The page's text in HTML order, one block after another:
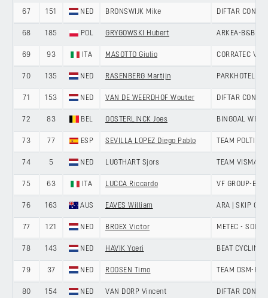
67 151 NED BRONSWIJK Mike DIFTAR
68 185 POL GRYGOWSKI Hubert ARKEA-B&B
69 93 ITA MASOTTO Giulio CORRATEC
70 135 NED RASENBERG Martijn PARKHOTEL
71 153 NED VAN DE WEERDHOF Wouter DIFTAR
72 83 BEL OOSTERLINCK Joes BINGOAL WB
73 77 ESP SEVILLA LOPEZ Diego Pablo TEAM POLTI
74 5 NED LUGTHART Sjors TEAM VISMA |
75 63 ITA LUCCA Riccardo VF GROUP-
76 163 AUS EAVES William ARA | SKIP
77 121 NED BROEX Victor METEC -
78 143 NED HAVIK Yoeri BEAT CYCLING
79 37 NED ROOSEN Timo TEAM DSM-
80 154 NED VAN DORP Vincent DIFTAR